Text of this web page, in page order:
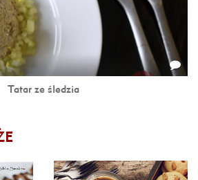
Tatar ze śledzia